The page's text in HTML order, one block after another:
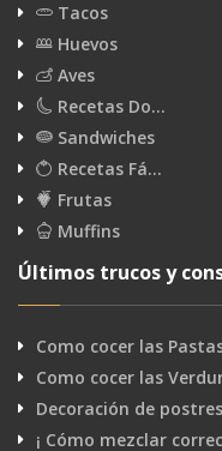
Tacos
Huevos
Aves
Recetas Do…
Sandwiches
Recetas Fá…
Frutas
Muffins
Últimos trucos y
Como cocer las
Como cocer las
Decoración de
¡ Cómo mezclar